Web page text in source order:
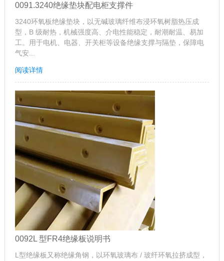
0091.3240绝缘垫块配电柜支撑件
3240环氧板绝缘垫块，以无碱玻璃纤维布浸环氧树脂热压成
型，B 级耐热，机械强度高、介电性能稳定，耐潮耐温、易加
工。用于电机、电器、开关柜等设备绝缘支撑与隔垫，保障电
气安...
阅读详情
0092L 型FR4绝缘板说明书
L型绝缘板又称绝缘角钢，以环氧玻璃布 / 玻纤环氧拉挤成型，